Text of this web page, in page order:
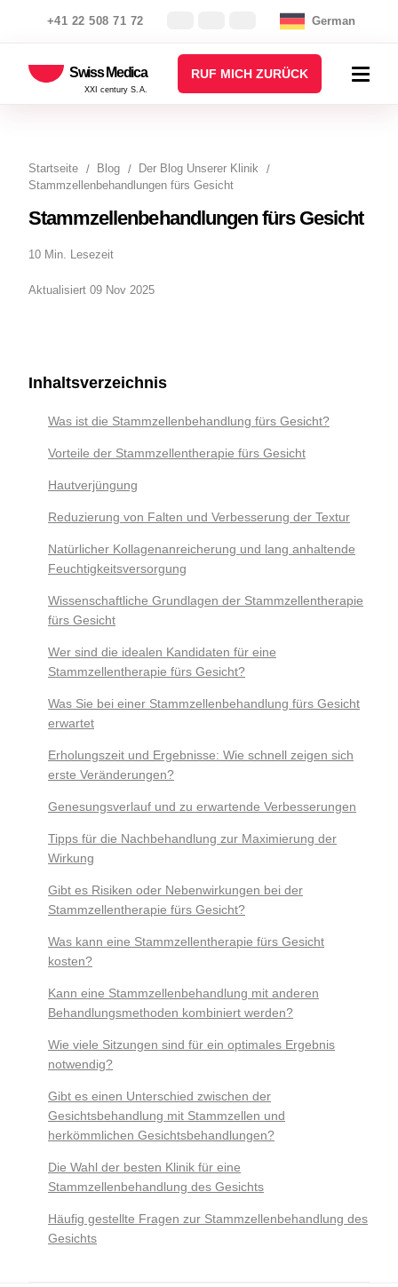
+41 22 508 71 72 German
Swiss Medica
XXI century S.A.
RUF MICH ZURÜCK
Startseite Blog
Der Blog Unserer Klinik
Stammzellenbehandlungen fürs Gesicht
Stammzellenbehandlungen fürs Gesicht
10 Min. Lesezeit
Aktualisiert 09 Nov 2025
Inhaltsverzeichnis
Was ist die Stammzellenbehandlung fürs Gesicht?
Vorteile der Stammzellentherapie fürs Gesicht
Hautverjüngung
Reduzierung von Falten und Verbesserung der Textur
Natürlicher Kollagenanreicherung und lang anhaltende
Feuchtigkeitsversorgung
Wissenschaftliche Grundlagen der Stammzellentherapie
fürs Gesicht
Wer sind die idealen Kandidaten für eine
Stammzellentherapie fürs Gesicht?
Was Sie bei einer Stammzellenbehandlung fürs Gesicht
erwartet
Erholungszeit und Ergebnisse: Wie schnell zeigen sich
erste Veränderungen?
Genesungsverlauf und zu erwartende Verbesserungen
Tipps für die Nachbehandlung zur Maximierung der
Wirkung
Gibt es Risiken oder Nebenwirkungen bei der
Stammzellentherapie fürs Gesicht?
Was kann eine Stammzellentherapie fürs Gesicht
kosten?
Kann eine Stammzellenbehandlung mit anderen
Behandlungsmethoden kombiniert werden?
Wie viele Sitzungen sind für ein optimales Ergebnis
notwendig?
Gibt es einen Unterschied zwischen der
Gesichtsbehandlung mit Stammzellen und
herkömmlichen Gesichtsbehandlungen?
Die Wahl der besten Klinik für eine
Stammzellenbehandlung des Gesichts
Häufig gestellte Fragen zur Stammzellenbehandlung des
Gesichts